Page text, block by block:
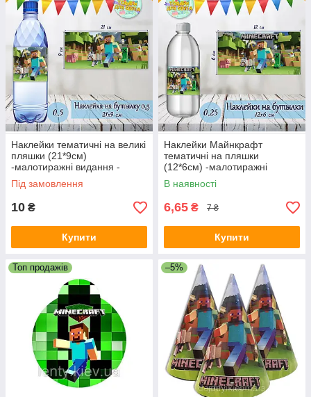
Наклейки тематичні на великі
пляшки (21*9см)
-малотиражні видання -
Майнкрафт
Під замовлення
10 ₴
Купити
Наклейки Майнкрафт
тематичні на пляшки
(12*6см) -малотиражні
видання-
В наявності
6,65 ₴ 7 ₴
Купити
Топ продажів –5%